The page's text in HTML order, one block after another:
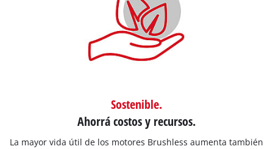
Sostenible.
Ahorrá costos y recursos.
La mayor vida útil de los motores Brushless aumenta también